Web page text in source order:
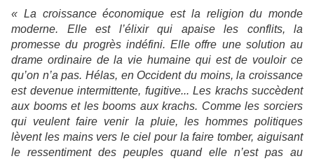
« La croissance économique est la religion du monde
moderne. Elle est l’élixir qui apaise les conflits, la
promesse du progrès indéfini. Elle offre une solution au
drame ordinaire de la vie humaine qui est de vouloir ce
qu’on n’a pas. Hélas, en Occident du moins, la croissance
est devenue intermittente, fugitive... Les krachs succèdent
aux booms et les booms aux krachs. Comme les sorciers
qui veulent faire venir la pluie, les hommes politiques
lèvent les mains vers le ciel pour la faire tomber, aiguisant
le ressentiment des peuples quand elle n’est pas au